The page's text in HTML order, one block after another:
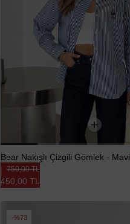
Bear Nakışlı Çizgili Gömlek - Mavi
450,00 TL
750,00 TL
%73